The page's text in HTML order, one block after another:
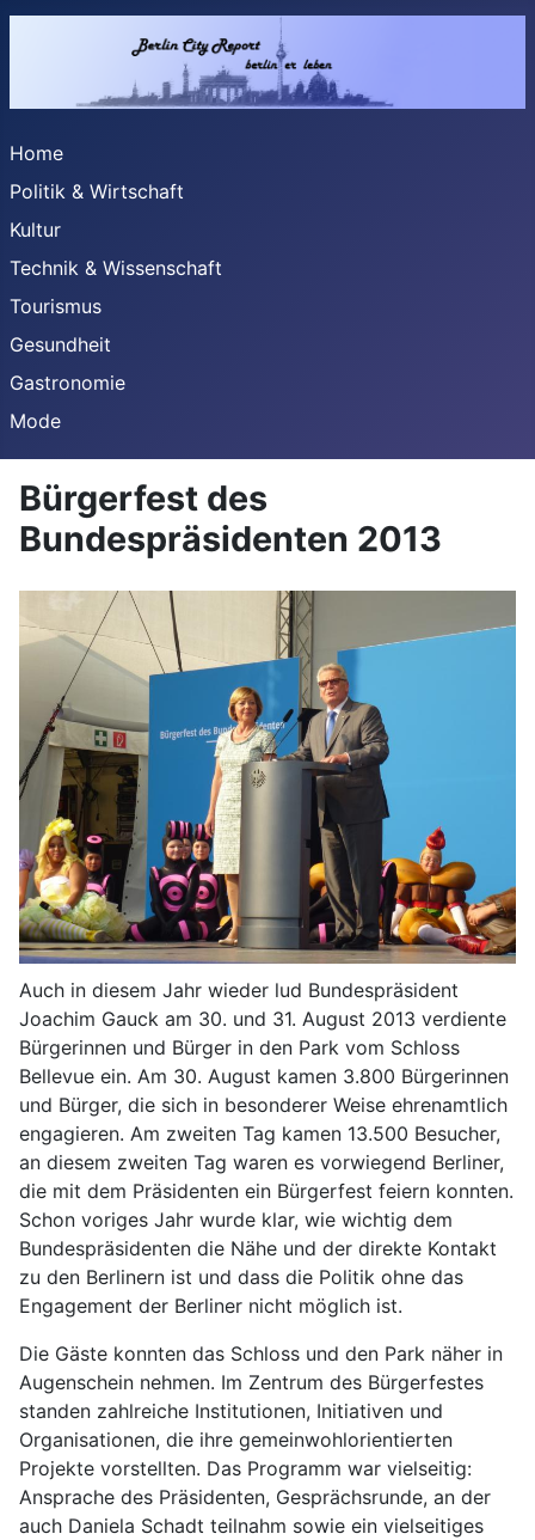
Home
Politik & Wirtschaft
Kultur
Technik & Wissenschaft
Tourismus
Gesundheit
Gastronomie
Mode
Bürgerfest des
Bundespräsidenten 2013
Auch in diesem Jahr wieder lud Bundespräsident
Joachim Gauck am 30. und 31. August 2013 verdiente
Bürgerinnen und Bürger in den Park vom Schloss
Bellevue ein. Am 30. August kamen 3.800 Bürgerinnen
und Bürger, die sich in besonderer Weise ehrenamtlich
engagieren. Am zweiten Tag kamen 13.500 Besucher,
an diesem zweiten Tag waren es vorwiegend Berliner,
die mit dem Präsidenten ein Bürgerfest feiern konnten.
Schon voriges Jahr wurde klar, wie wichtig dem
Bundespräsidenten die Nähe und der direkte Kontakt
zu den Berlinern ist und dass die Politik ohne das
Engagement der Berliner nicht möglich ist.
Die Gäste konnten das Schloss und den Park näher in
Augenschein nehmen. Im Zentrum des Bürgerfestes
standen zahlreiche Institutionen, Initiativen und
Organisationen, die ihre gemeinwohlorientierten
Projekte vorstellten. Das Programm war vielseitig:
Ansprache des Präsidenten, Gesprächsrunde, an der
auch Daniela Schadt teilnahm sowie ein vielseitiges